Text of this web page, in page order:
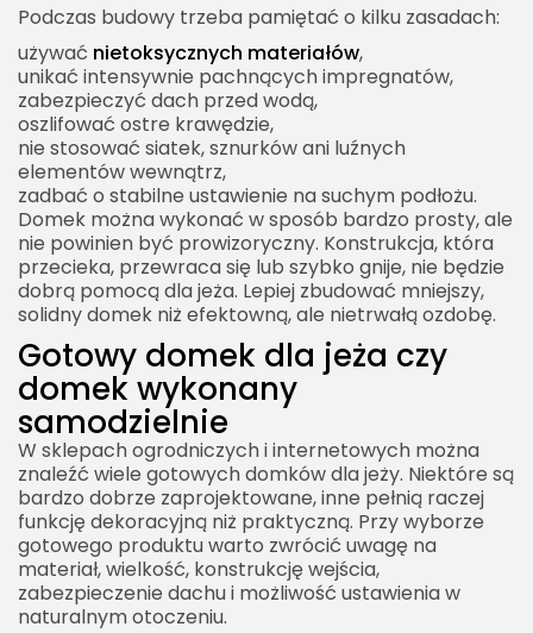
Podczas budowy trzeba pamiętać o kilku zasadach:
używać nietoksycznych materiałów,
unikać intensywnie pachnących impregnatów,
zabezpieczyć dach przed wodą,
oszlifować ostre krawędzie,
nie stosować siatek, sznurków ani luźnych
elementów wewnątrz,
zadbać o stabilne ustawienie na suchym podłożu.
Domek można wykonać w sposób bardzo prosty, ale
nie powinien być prowizoryczny. Konstrukcja, która
przecieka, przewraca się lub szybko gnije, nie będzie
dobrą pomocą dla jeża. Lepiej zbudować mniejszy,
solidny domek niż efektowną, ale nietrwałą ozdobę.
Gotowy domek dla jeża czy
domek wykonany
samodzielnie
W sklepach ogrodniczych i internetowych można
znaleźć wiele gotowych domków dla jeży. Niektóre są
bardzo dobrze zaprojektowane, inne pełnią raczej
funkcję dekoracyjną niż praktyczną. Przy wyborze
gotowego produktu warto zwrócić uwagę na
materiał, wielkość, konstrukcję wejścia,
zabezpieczenie dachu i możliwość ustawienia w
naturalnym otoczeniu.